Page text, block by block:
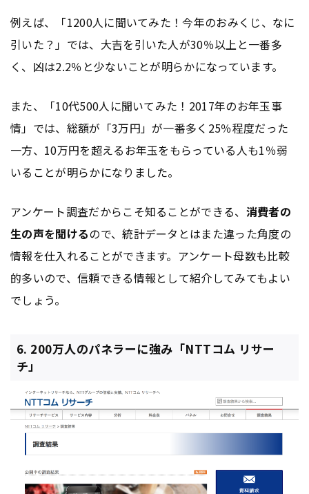
例えば、「1200人に聞いてみた！今年のおみくじ、なに
引いた？」では、大吉を引いた人が30％以上と一番多
く、凶は2.2％と少ないことが明らかになっています。
また、「10代500人に聞いてみた！2017年のお年玉事
情」では、総額が「3万円」が一番多く25％程度だった
一方、10万円を超えるお年玉をもらっている人も1％弱
いることが明らかになりました。
アンケート調査だからこそ知ることができる、 消費者の
生の声を聞けるので、統計データとはまた違った角度の
情報を仕入れることができます。アンケート母数も比較
的多いので、信頼できる情報として紹介してみてもよい
でしょう。
6. 200万人のパネラーに強み「NTTコム リサー
チ」